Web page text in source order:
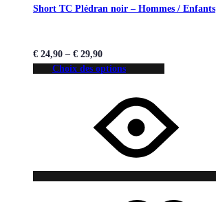
Short TC Plédran noir – Hommes / Enfants
€ 24,90 – € 29,90
Choix des options